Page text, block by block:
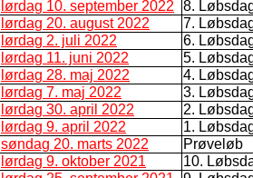
lørdag 10. september 2022
8.
lørdag 20. august 2022
7.
lørdag 2. juli 2022
6.
lørdag 11. juni 2022
5.
lørdag 28. maj 2022
4.
lørdag 7. maj 2022
3.
lørdag 30. april 2022
2.
lørdag 9. april 2022
1.
søndag 20. marts 2022
Prøveløb
lørdag 9. oktober 2021
10.